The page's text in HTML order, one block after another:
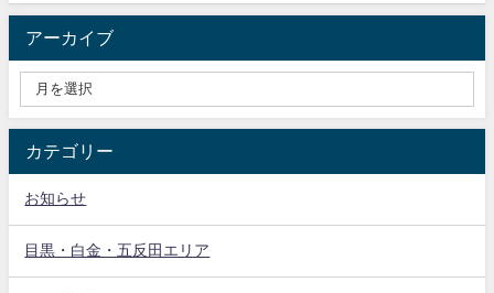
アーカイブ
カテゴリー
お知らせ
目黒・白金・五反田エリア